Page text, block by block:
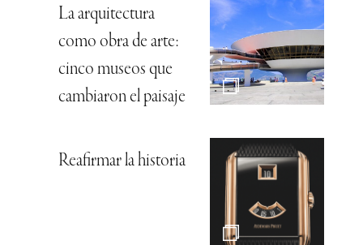
La arquitectura
como obra de arte:
cinco museos que
cambiaron el paisaje
Reafirmar la historia